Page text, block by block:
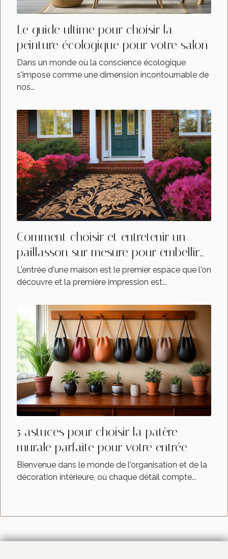
Le guide ultime pour choisir la
peinture écologique pour votre salon
Dans un monde où la conscience écologique
s'impose comme une dimension incontournable de
nos...
Comment choisir et entretenir un
paillasson sur mesure pour embellir
votre entrée
L'entrée d'une maison est le premier espace que l'on
découvre et la première impression est...
5 astuces pour choisir la patère
murale parfaite pour votre entrée
Bienvenue dans le monde de l'organisation et de la
décoration intérieure, où chaque détail compte...